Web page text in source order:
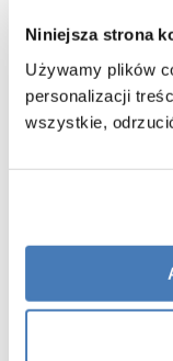
Niniejsza strona
Używamy plików
personalizacji
wszystkie,
Funkcjonalność i
Do zestawu dołączona
kontrastuje z
całość. Pojemne
sprawia, że szuflady
Zestaw łączy styl i
małych, jak i większych
funkcjonalność przez lata.